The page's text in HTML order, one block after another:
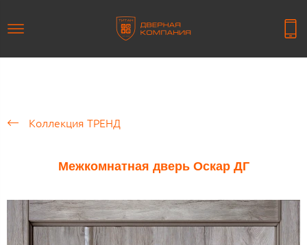
Коллекция ТРЕНД
Межкомнатная дверь Оскар ДГ